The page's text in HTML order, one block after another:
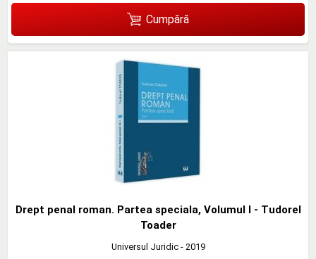
Cumpără
Drept penal roman. Partea speciala, Volumul I - Tudorel
Toader
Universul Juridic- 2019